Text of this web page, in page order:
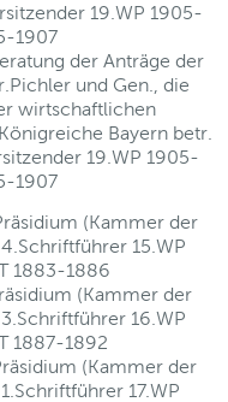
19.WP 1905-
1907
der Anträge der
und Gen., die
wirtschaftlichen
Bayern betr.
19.WP 1905-
1907
(Kammer der
15.WP
1883-1886
(Kammer der
16.WP
1887-1892
(Kammer der
17.WP